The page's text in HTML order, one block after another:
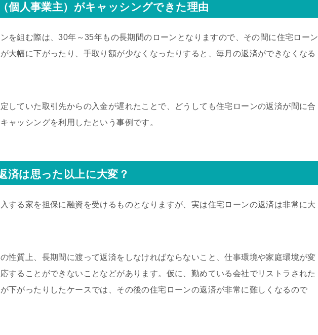
個人事業主）がキャッシングできた理由
を組む際は、30年～35年もの長期間のローンとなりますので、その間に住宅ローン
大幅に下がったり、手取り額が少なくなったりすると、毎月の返済ができなくなる
していた取引先からの入金が遅れたことで、どうしても住宅ローンの返済が間に合
ャッシングを利用したという事例です。
済は思った以上に大変？
する家を担保に融資を受けるものとなりますが、実は住宅ローンの返済は非常に大
性質上、長期間に渡って返済をしなければならないこと、仕事環境や家庭環境が変
することができないことなどがあります。仮に、勤めている会社でリストラされた
下がったりしたケースでは、その後の住宅ローンの返済が非常に難しくなるので